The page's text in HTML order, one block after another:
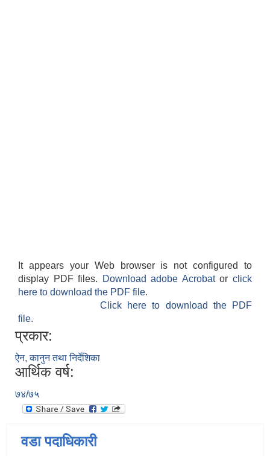
It appears your Web browser is not configured to
display PDF files.
Download adobe Acrobatorclick
here to download the PDF file.
Click here to download the PDF
file.
प्रकार:
ऐन, कानुन तथा निर्देशिका
आर्थिक वर्ष:
७४/७५
वडा पदाधिकारी